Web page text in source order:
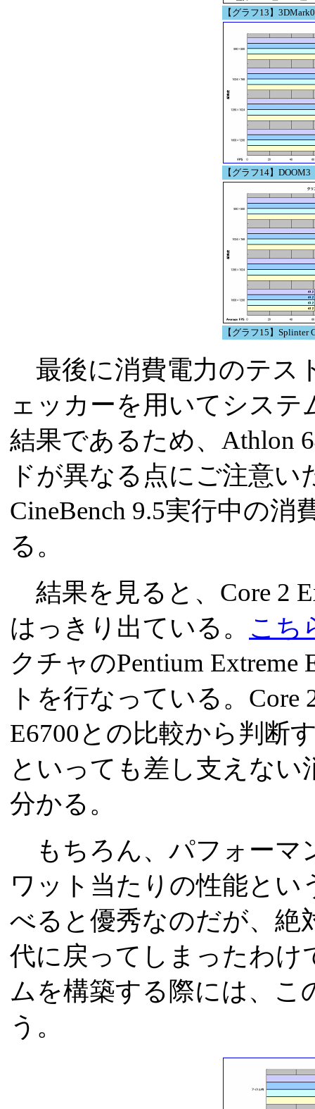
【グラフ13】
【グラフ14】DOOM3
【グラフ15】Splinter
最後に消費電力のテス
ェッカーを用いてシス
結果であるため、Athlon
ドが異なる点にご注意
CineBench 9.5実行中の
る。
結果を見ると、Core 2
はっきり出ている。 こち
クチャのPentium
トを行なっている。Core
E6700との比較から判断
といっても差し支えな
分かる。
もちろん、パフォーマ
ワット当たりの性能とい
べると優秀なのだが、絶
代に戻ってしまったわけ
ムを構築する際には、こ
う。